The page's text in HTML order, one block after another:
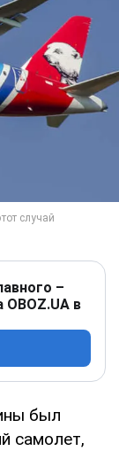
–
в
был
самолет,